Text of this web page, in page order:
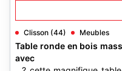
Clisson (44) Meubles
Table ronde en bois
avec